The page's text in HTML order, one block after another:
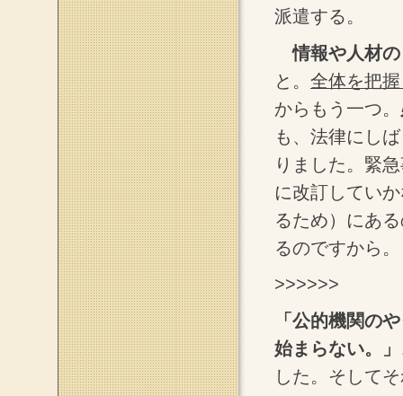
派遣する。
情報や人材
と。 全体を把
からもう一つ。
も、法律にし
りました。緊
に改訂してい
るため）にあ
るのですから。
>>>>>>
「公的機関の
始まらない。」
した。そして